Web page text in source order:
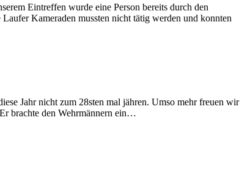
Eintreffen wurde eine Person bereits durch den
Kameraden mussten nicht tätig werden und konnten
Jahr nicht zum 28sten mal jähren. Umso mehr freuen wir
brachte den Wehrmännern ein…